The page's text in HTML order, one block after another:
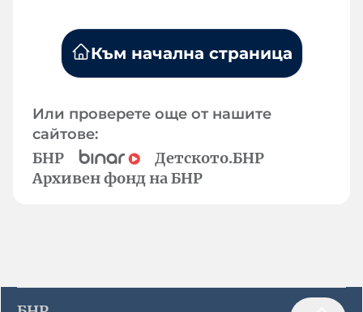
Към начална страница
Или проверете още от нашите
сайтове:
БНР
Детското.БНР
Архивен фонд на БНР